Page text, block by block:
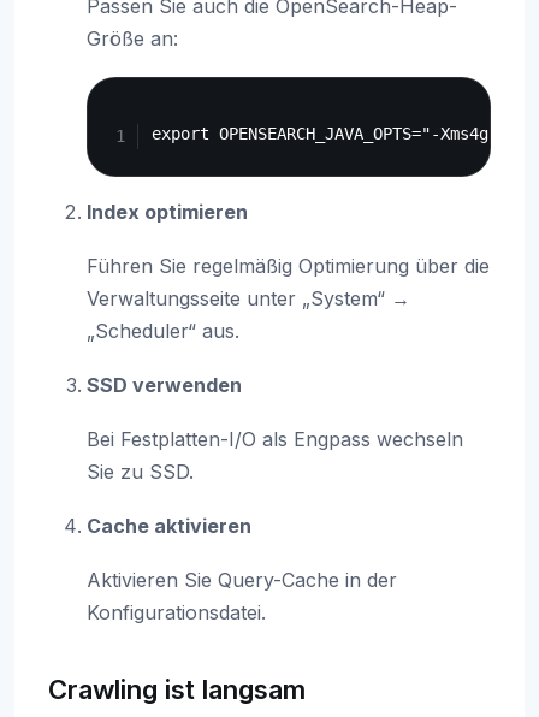
Passen Sie auch die OpenSearch-Heap-
Größe an:
Index optimieren
Führen Sie regelmäßig Optimierung über die
Verwaltungsseite unter „System“ →
„Scheduler“ aus.
SSD verwenden
Bei Festplatten-I/O als Engpass wechseln
Sie zu SSD.
Cache aktivieren
Aktivieren Sie Query-Cache in der
Konfigurationsdatei.
Crawling ist langsam